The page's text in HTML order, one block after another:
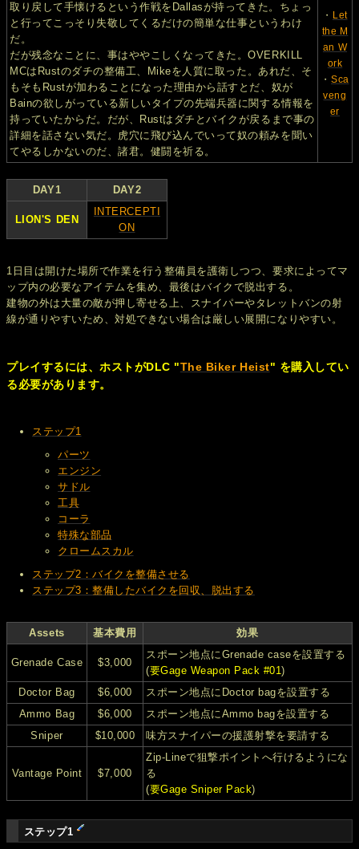
・ Let
the M
an W
ork
・ Sca
veng
er
取り戻して手懐けるという作戦をDallasが持ってきた。ちょっ
と行ってこっそり失敬してくるだけの簡単な仕事というわけ
だ。
だが残念なことに、事はややこしくなってきた。OVERKILL
MCはRustのダチの整備工、Mikeを人質に取った。あれだ、そ
もそもRustが加わることになった理由から話すとだ、奴が
Bainの欲しがっている新しいタイプの先端兵器に関する情報を
持っていたからだ。だが、Rustはダチとバイクが戻るまで事の
詳細を話さない気だ。虎穴に飛び込んでいって奴の頼みを聞い
てやるしかないのだ、諸君。健闘を祈る。
DAY1 DAY2
LION'S DEN
INTERCEPTI
ON
1日目は開けた場所で作業を行う整備員を護衛しつつ、要求によってマ
ップ内の必要なアイテムを集め、最後はバイクで脱出する。
建物の外は大量の敵が押し寄せる上、スナイパーやタレットバンの射
線が通りやすいため、対処できない場合は厳しい展開になりやすい。
プレイするには、ホストがDLC "The Biker Heist" を購入してい
る必要があります。
ステップ1
パーツ
エンジン
サドル
工具
コーラ
特殊な部品
クロームスカル
ステップ2：バイクを整備させる
ステップ3：整備したバイクを回収、脱出する
Assets 基本費用 効果
Grenade Case $3,000
スポーン地点にGrenade caseを設置する
(要Gage Weapon Pack #01)
Doctor Bag
$6,000
スポーン地点にDoctor bagを設置する
Ammo Bag
$6,000
スポーン地点にAmmo bagを設置する
Sniper
$10,000 味方スナイパーの援護射撃を要請する
Vantage Point $7,000
Zip-Lineで狙撃ポイントへ行けるようにな
る
(要Gage Sniper Pack)
ステップ1